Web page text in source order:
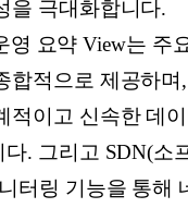
을 극대화합니다.
영 요약 View는 주
합적으로 제공하며
적이고 신속한 데
. 그리고 SDN(소
터링 기능을 통해